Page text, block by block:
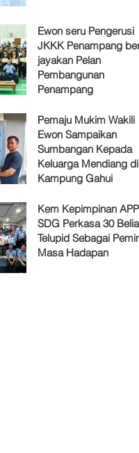
Ewon seru Pengerusi
JKKK Penampang
jayakan Pelan
Pembangunan
Penampang
Pemaju Mukim Wakili
Ewon Sampaikan
Sumbangan Kepada
Keluarga Mendiang di
Kampung Gahui
Kem Kepimpinan
SDG Perkasa 30 Belia
Telupid Sebagai
Masa Hadapan